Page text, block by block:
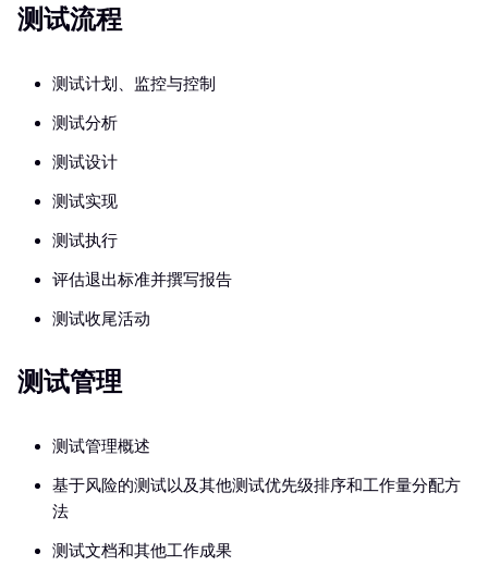
测试流程
测试计划、监控与控制
测试分析
测试设计
测试实现
测试执行
评估退出标准并撰写报告
测试收尾活动
测试管理
测试管理概述
基于风险的测试以及其他测试优先级排序和工作量分配方
法
测试文档和其他工作成果